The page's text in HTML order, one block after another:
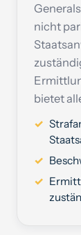
nicht
bietet